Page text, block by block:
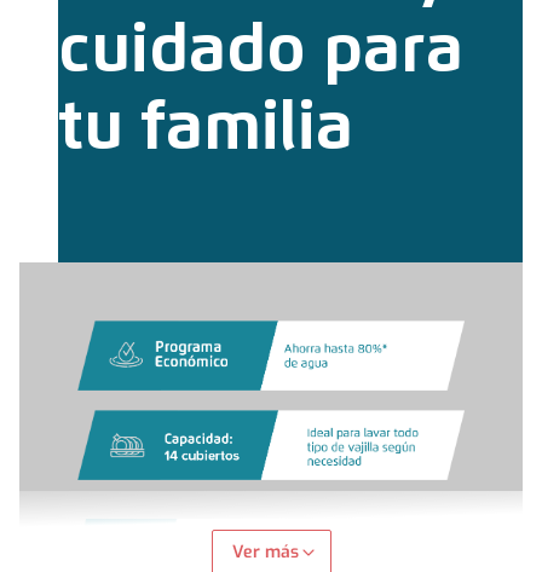
Ver más